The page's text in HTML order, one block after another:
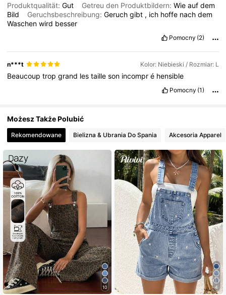
Produktqualität:Gut Getreu den Produktbildern:Wieaufdem
Bild
Geruchsbeschreibung:Geruchgibt , ich hoffe nachdem
Waschenwird besser
Pomocny (2)
n***t Kolor: Niebieski / Rozmiar: L
Beaucouptropgrand lestailleson incompré hensible
Pomocny (1)
Możesz Także Polubić
Rekomendowane Bielizna & Ubrania Do Spania Akcesoria Apparel
10 4